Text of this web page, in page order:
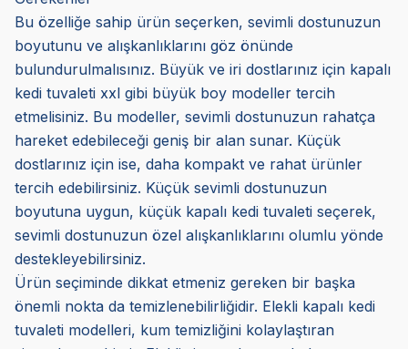
Bu özelliğe sahip ürün seçerken, sevimli dostunuzun
boyutunu ve alışkanlıklarını göz önünde
bulundurulmalısınız. Büyük ve iri dostlarınız için kapalı
kedi tuvaleti xxl gibi büyük boy modeller tercih
etmelisiniz. Bu modeller, sevimli dostunuzun rahatça
hareket edebileceği geniş bir alan sunar. Küçük
dostlarınız için ise, daha kompakt ve rahat ürünler
tercih edebilirsiniz. Küçük sevimli dostunuzun
boyutuna uygun, küçük kapalı kedi tuvaleti seçerek,
sevimli dostunuzun özel alışkanlıklarını olumlu yönde
destekleyebilirsiniz.
Ürün seçiminde dikkat etmeniz gereken bir başka
önemli nokta da temizlenebilirliğidir. Elekli kapalı kedi
tuvaleti modelleri, kum temizliğini kolaylaştıran